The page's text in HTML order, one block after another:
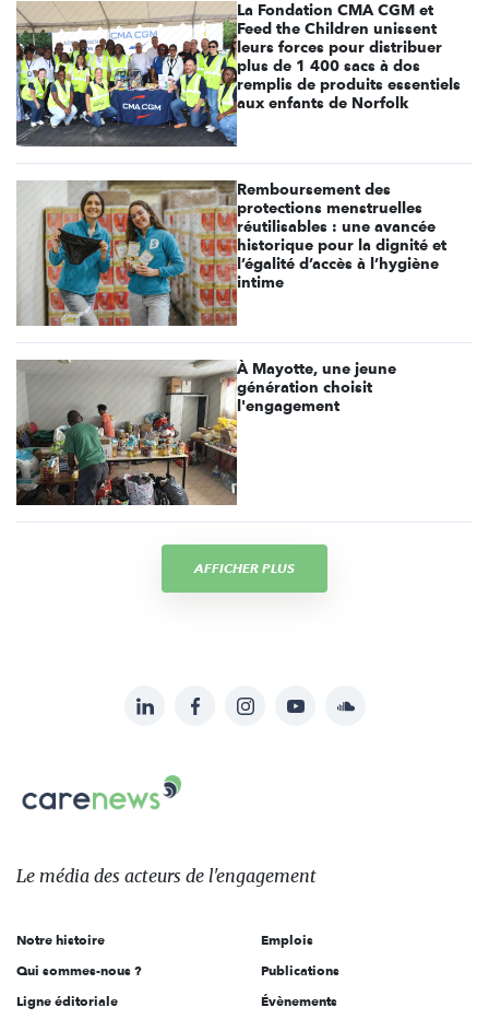
La Fondation CMA CGM et
Feed the Children unissent
leurs forces pour distribuer
plus de 1 400 sacs à dos
remplis de produits essentiels
aux enfants de Norfolk
Remboursement des
protections menstruelles
réutilisables : une avancée
historique pour la dignité et
l’égalité d’accès à l’hygiène
intime
À Mayotte, une jeune
génération choisit
l'engagement
AFFICHER PLUS
sur:
LinkedInFacebookInstagramYouTubeSoundcloud
Le
des
l'engagement
Le média des acteurs de l'engagement
Notre histoire
Qui sommes-nous ?
Ligne éditoriale
Emplois
Publications
Évènements